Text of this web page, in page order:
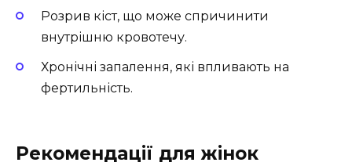
Розрив кіст, що може спричинити
внутрішню кровотечу.
Хронічні запалення, які впливають на
фертильність.
Рекомендації для жінок